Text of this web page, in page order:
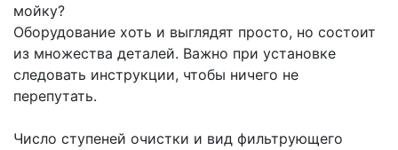
мойку?
Оборудование хоть и выглядят просто, но состоит
из множества деталей. Важно при установке
следовать инструкции, чтобы ничего не
перепутать.
Число ступеней очистки и вид фильтрующего